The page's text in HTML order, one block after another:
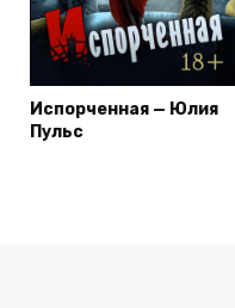
Испорченная — Юлия
Пульс